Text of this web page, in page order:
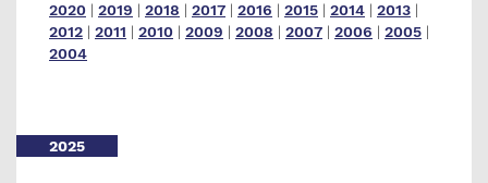
2020 | 2019 | 2018 | 2017 | 2016 | 2015 | 2014 | 2013 |
2012 | 2011 | 2010 | 2009 | 2008 | 2007 | 2006 | 2005 |
2004
2025